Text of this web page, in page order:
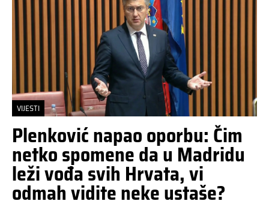
VIJESTI
Plenković napao oporbu: Čim
netko spomene da u Madridu
leži vođa svih Hrvata, vi
odmah vidite neke ustaše?